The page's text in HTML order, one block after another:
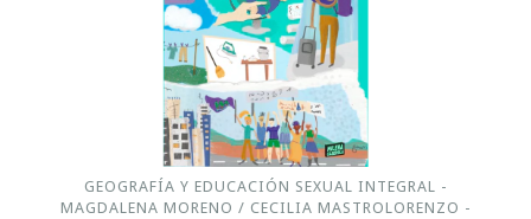
GEOGRAFÍA Y EDUCACIÓN SEXUAL INTEGRAL -
MAGDALENA MORENO / CECILIA MASTROLORENZO -